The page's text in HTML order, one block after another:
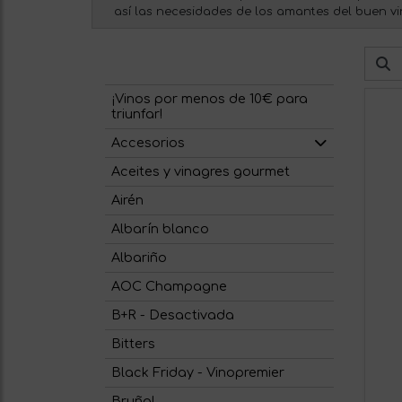
así las necesidades de los amantes del buen
¡Vinos por menos de 10€ para
triunfar!
Accesorios
Aceites y vinagres gourmet
Airén
Albarín blanco
Albariño
AOC Champagne
B+R - Desactivada
Bitters
Black Friday - Vinopremier